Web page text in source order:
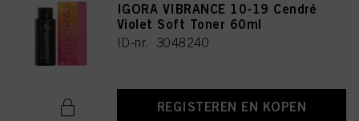
IGORA VIBRANCE 10-19 Cendré
Violet Soft Toner 60ml
ID-nr. 3048240
REGISTEREN EN KOPEN